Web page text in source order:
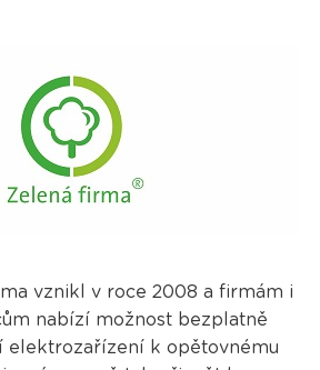
vznikl v roce 2008 a firmám i
nabízí možnost bezplatně
elektrozařízení k opětovnému